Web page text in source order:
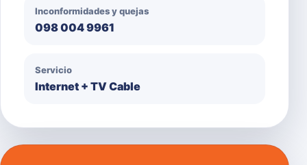
Inconformidades y quejas
098 004 9961
Servicio
Internet + TV Cable